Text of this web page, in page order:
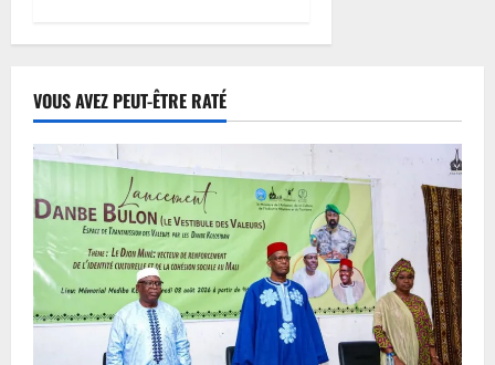
VOUS AVEZ PEUT-ÊTRE RATÉ